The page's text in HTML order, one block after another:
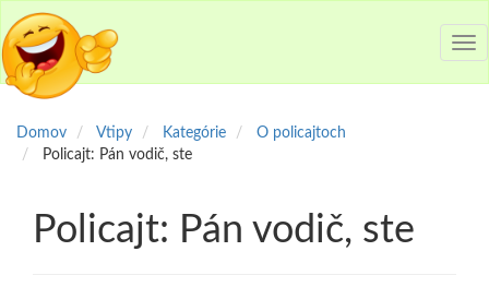
Domov Vtipy Kategórie
O policajtoch
Policajt: Pán vodič, ste
Policajt: Pán vodič, ste